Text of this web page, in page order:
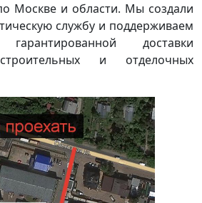
Москве и области. Мы создали
службу и поддерживаем
доставки
и отделочных